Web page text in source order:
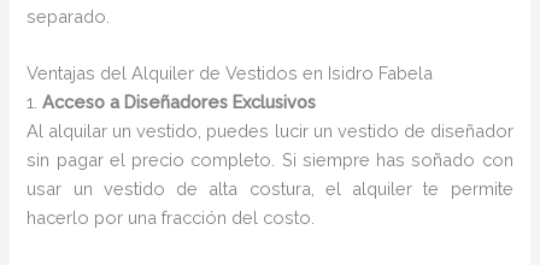
separado.
Ventajas del Alquiler de Vestidos en Isidro Fabela
1.Acceso a Diseñadores Exclusivos
Al alquilar un vestido, puedes lucir un vestido de diseñador
sin pagar el precio completo. Si siempre has soñado con
usar un vestido de alta costura, el alquiler te permite
hacerlo por una fracción del costo.